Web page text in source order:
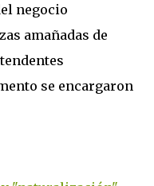
negocio
amañadas de
se encargaron